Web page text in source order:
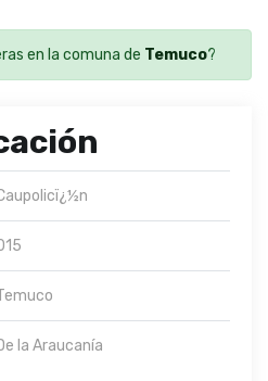
en la comuna de Temuco?
la Araucanía